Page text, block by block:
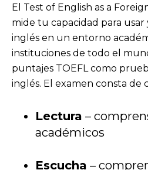
El Test of English as a
mide tu capacidad para usar
inglés en un entorno
instituciones de todo el
puntajes TOEFL como
inglés. El examen consta de
Lectura –
académicos
Escucha –